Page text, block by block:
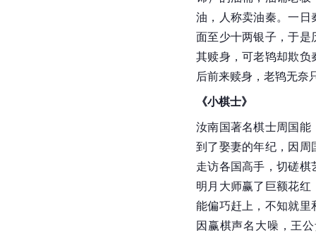
油，人称卖油秦。一日
面至少十两银子，于是
其赎身，可老鸨却欺
后前来赎身，老鸨无奈
《小棋士》
汝南国著名棋士周国能
到了娶妻的年纪，因周
走访各国高手，切磋
明月大师赢了巨额花
能偏巧赶上，不知就里
因赢棋声名大噪，王